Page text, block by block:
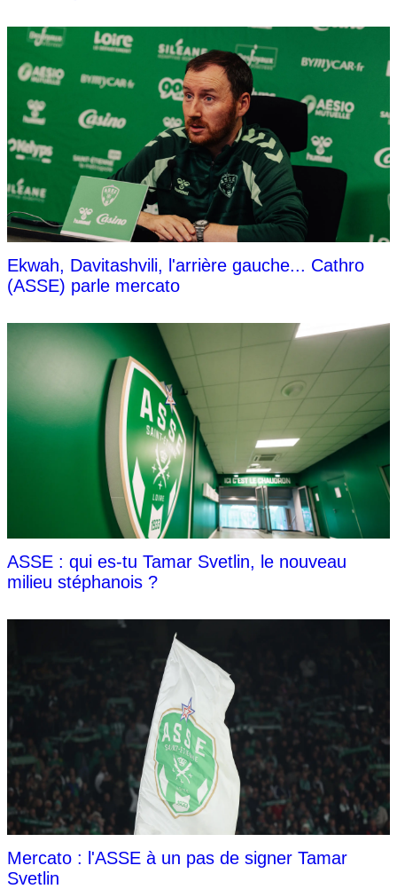
Ekwah, Davitashvili, l'arrière gauche... Cathro
(ASSE) parle mercato
ASSE : qui es-tu Tamar Svetlin, le nouveau
milieu stéphanois ?
Mercato : l'ASSE à un pas de signer Tamar
Svetlin